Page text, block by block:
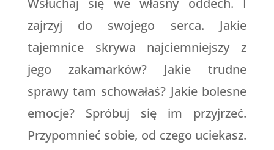
Wsłuchaj się we własny oddech. I
zajrzyj do swojego serca. Jakie
tajemnice skrywa najciemniejszy z
jego zakamarków? Jakie trudne
sprawy tam schowałaś? Jakie bolesne
emocje? Spróbuj się im przyjrzeć.
Przypomnieć sobie, od czego uciekasz.